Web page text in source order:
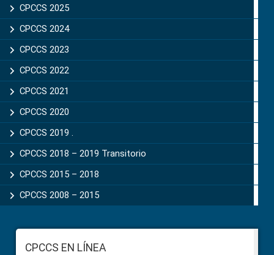
CPCCS 2025
CPCCS 2024
CPCCS 2023
CPCCS 2022
CPCCS 2021
CPCCS 2020
CPCCS 2019 .
CPCCS 2018 – 2019 Transitorio
CPCCS 2015 – 2018
CPCCS 2008 – 2015
FooterCPCCS EN LÍNEA